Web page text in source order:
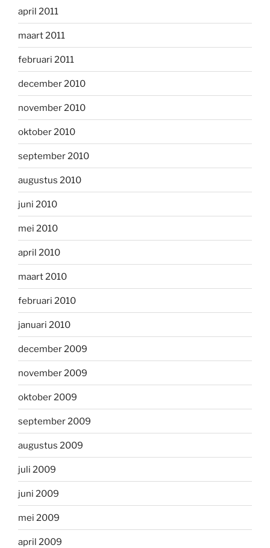
april 2011
maart 2011
februari 2011
december 2010
november 2010
oktober 2010
september 2010
augustus 2010
juni 2010
mei 2010
april 2010
maart 2010
februari 2010
januari 2010
december 2009
november 2009
oktober 2009
september 2009
augustus 2009
juli 2009
juni 2009
mei 2009
april 2009